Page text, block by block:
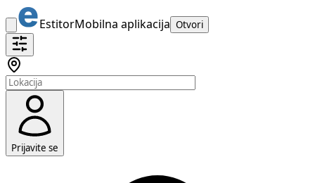
EstitorMobilna aplikacija Otvori
Prijavite se